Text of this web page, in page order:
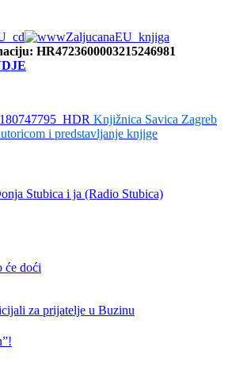
HR4723600003215246981
Knjižnica Savica Zagreb
i predstavljanje knjige
Učenici OŠ Donja Stubica i ja (Radio Stubica)
će doći
za prijatelje u Buzinu